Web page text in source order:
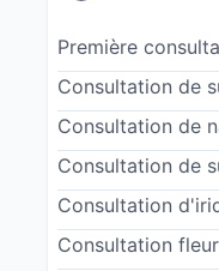
Première
Consultation de
Consultation de
Consultation de
Consultation
Consultation